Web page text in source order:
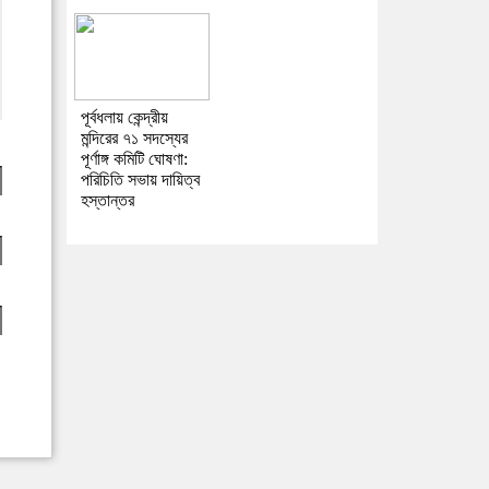
পূর্বধলায় কেন্দ্রীয়
মন্দিরের ৭১ সদস্যের
পূর্ণাঙ্গ কমিটি ঘোষণা:
পরিচিতি সভায় দায়িত্ব
হস্তান্তর